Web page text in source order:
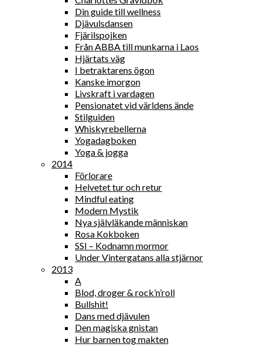
Din guide till wellness
Djävulsdansen
Fjärilspojken
Från ABBA till munkarna i Laos
Hjärtats väg
I betraktarens ögon
Kanske imorgon
Livskraft i vardagen
Pensionatet vid världens ände
Stilguiden
Whiskyrebellerna
Yogadagboken
Yoga & jogga
2014
Förlorare
Helvetet tur och retur
Mindful eating
Modern Mystik
Nya självläkande människan
Rosa Kokboken
SSI – Kodnamn mormor
Under Vintergatans alla stjärnor
2013
A
Blod, droger & rock’n’roll
Bullshit!
Dans med djävulen
Den magiska gnistan
Hur barnen tog makten